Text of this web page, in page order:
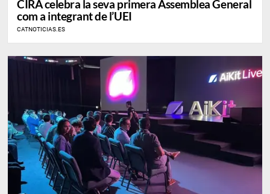
L’AUTOMOCIÓ
CIRA celebra la seva primera Assemblea General
com a integrant de l’UEI
CATNOTICIAS.ES